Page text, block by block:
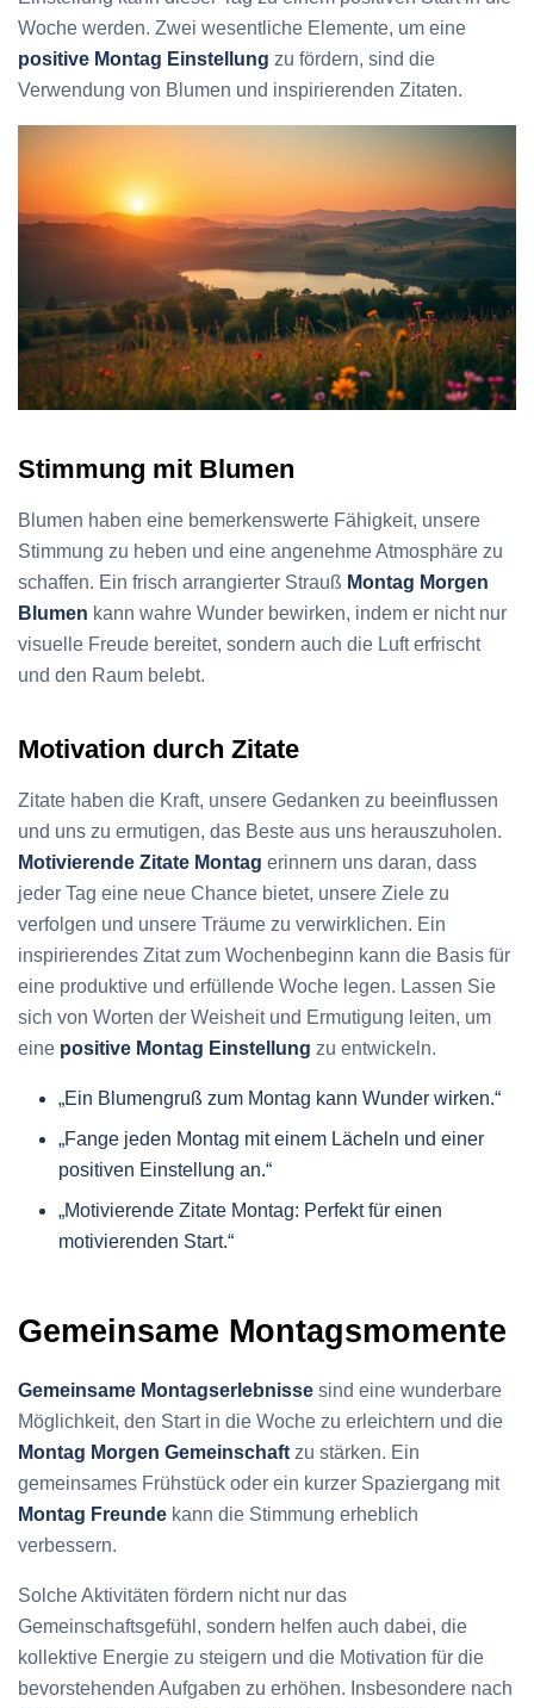
Woche werden. Zwei wesentliche Elemente, um eine
positive Montag Einstellung zu fördern, sind die
Verwendung von Blumen und inspirierenden Zitaten.
Stimmung mit Blumen
Blumen haben eine bemerkenswerte Fähigkeit, unsere
Stimmung zu heben und eine angenehme Atmosphäre zu
schaffen. Ein frisch arrangierter Strauß Montag Morgen
Blumen kann wahre Wunder bewirken, indem er nicht nur
visuelle Freude bereitet, sondern auch die Luft erfrischt
und den Raum belebt.
Motivation durch Zitate
Zitate haben die Kraft, unsere Gedanken zu beeinflussen
und uns zu ermutigen, das Beste aus uns herauszuholen.
Motivierende Zitate Montag erinnern uns daran, dass
jeder Tag eine neue Chance bietet, unsere Ziele zu
verfolgen und unsere Träume zu verwirklichen. Ein
inspirierendes Zitat zum Wochenbeginn kann die Basis für
eine produktive und erfüllende Woche legen. Lassen Sie
sich von Worten der Weisheit und Ermutigung leiten, um
eine positive Montag Einstellung zu entwickeln.
„Ein Blumengruß zum Montag kann Wunder wirken.“
„Fange jeden Montag mit einem Lächeln und einer
positiven Einstellung an.“
„Motivierende Zitate Montag: Perfekt für einen
motivierenden Start.“
Gemeinsame Montagsmomente
Gemeinsame Montagserlebnisse sind eine wunderbare
Möglichkeit, den Start in die Woche zu erleichtern und die
Montag Morgen Gemeinschaft zu stärken. Ein
gemeinsames Frühstück oder ein kurzer Spaziergang mit
Montag Freunde kann die Stimmung erheblich
verbessern.
Solche Aktivitäten fördern nicht nur das
Gemeinschaftsgefühl, sondern helfen auch dabei, die
kollektive Energie zu steigern und die Motivation für die
bevorstehenden Aufgaben zu erhöhen. Insbesondere nach